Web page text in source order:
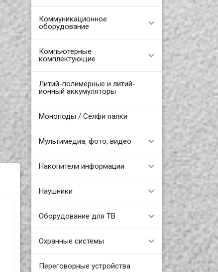
Коммуникационное
оборудование
Компьютерные
комплектующие
Литий-полимерные и литий-
ионный аккумуляторы
Моноподы / Селфи палки
Мультимедиа, фото, видео
Накопители информации
Наушники
Оборудование для ТВ
Охранные системы
Переговорные устройства